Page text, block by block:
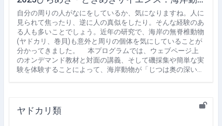
自分の周りの人がなにをしているか、気になりますね。人に
見られて焦ったり、逆に人の真似をしたり。そんな経験のあ
る人も多いことでしょう。近年の研究で、海岸の無脊椎動物
(ヤドカリ、巻貝)も意外と周りの個体を気にしていることが
分かってきました。 本プログラムでは、ウェブページ上
のオンデマンド教材と対面の講義、そして磯採集や簡単な実
験を体験することによって、海岸動物が「じつは奥の深い…
ヤドカリ類